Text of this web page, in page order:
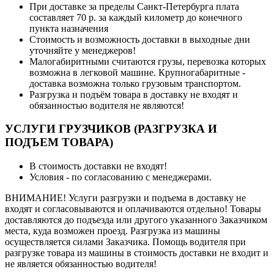
При доставке за пределы Санкт-Петербурга плата
составляет 70 р. за каждый километр до конечного
пункта назначения
Стоимость и возможность доставки в выходные дни
уточняйте у менеджеров!
Малогабиритными считаются грузы, перевозка которых
возможна в легковой машине. Крупногабаритные -
доставка возможна только грузовым транспортом.
Разгрузка и подъём товара в доставку не входят и
обязанностью водителя не являются!
УСЛУГИ ГРУЗЧИКОВ (РАЗГРУЗКА И
ПОДЪЕМ ТОВАРА)
В стоимость доставки не входят!
Условия - по согласованию с менеджерами.
ВНИМАНИЕ! Услуги разгрузки и подъема в доставку не
входят и согласовываются и оплачиваются отдельно! Товары
доставляются до подъезда или другого указанного Заказчиком
места, куда возможен проезд. Разгрузка из машины
осуществляется силами Заказчика. Помощь водителя при
разгрузке товара из машины в стоимость доставки не входит и
не является обязанностью водителя!